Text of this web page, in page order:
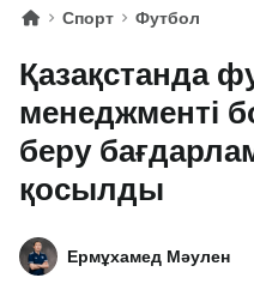
Спорт Футбол
Қазақстанда
менеджменті
беру
қосылды
Ермұхамед Мәулен